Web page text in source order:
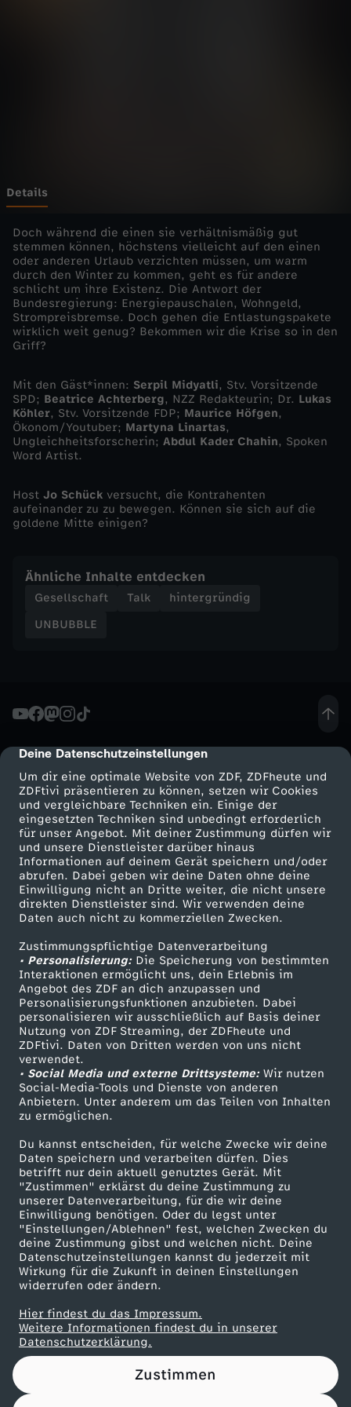
cmp-dialog-description
Deine Datenschutzeinstellungen
Um dir eine optimale Website von ZDF, ZDFheute und
ZDFtivi präsentieren zu können, setzen wir Cookies
und vergleichbare Techniken ein. Einige der
eingesetzten Techniken sind unbedingt erforderlich
für unser Angebot. Mit deiner Zustimmung dürfen wir
und unsere Dienstleister darüber hinaus
Informationen auf deinem Gerät speichern und/oder
abrufen. Dabei geben wir deine Daten ohne deine
Einwilligung nicht an Dritte weiter, die nicht unsere
direkten Dienstleister sind. Wir verwenden deine
Daten auch nicht zu kommerziellen Zwecken.
Zustimmungspflichtige Datenverarbeitung
• Personalisierung:Die Speicherung von bestimmten
Interaktionen ermöglicht uns, dein Erlebnis im
Angebot des ZDF an dich anzupassen und
Personalisierungsfunktionen anzubieten. Dabei
personalisieren wir ausschließlich auf Basis deiner
Nutzung von ZDF Streaming, der ZDFheute und
ZDFtivi. Daten von Dritten werden von uns nicht
verwendet.
• Social Media und externe Drittsysteme:Wir nutzen
Social-Media-Tools und Dienste von anderen
Anbietern. Unter anderem um das Teilen von Inhalten
zu ermöglichen.
Du kannst entscheiden, für welche Zwecke wir deine
Daten speichern und verarbeiten dürfen. Dies
betrifft nur dein aktuell genutztes Gerät. Mit
"Zustimmen" erklärst du deine Zustimmung zu
unserer Datenverarbeitung, für die wir deine
Einwilligung benötigen. Oder du legst unter
"Einstellungen/Ablehnen" fest, welchen Zwecken du
deine Zustimmung gibst und welchen nicht. Deine
Datenschutzeinstellungen kannst du jederzeit mit
Wirkung für die Zukunft in deinen Einstellungen
widerrufen oder ändern.
Hier findest du das Impressum.
Weitere Informationen findest du in unserer
Datenschutzerklärung.
Zustimmen
l
o
d
i
e
r
e
n
d
e
P
r
s
e
:
G
e
h
e
n
d
i
e
E
n
t
l
a
s
t
Details
Doch während die einen sie verhältnismäßig gut
stemmen können, höchstens vielleicht auf den einen
oder anderen Urlaub verzichten müssen, um warm
durch den Winter zu kommen, geht es für andere
schlicht um ihre Existenz. Die Antwort der
Bundesregierung: Energiepauschalen, Wohngeld,
Strompreisbremse. Doch gehen die Entlastungspakete
wirklich weit genug? Bekommen wir die Krise so in den
Griff?
Mit den Gäst*innen: Serpil Midyatli, Stv. Vorsitzende
SPD; Beatrice Achterberg, NZZ Redakteurin; Dr. Lukas
Köhler, Stv. Vorsitzende FDP; Maurice Höfgen,
Ökonom/Youtuber; Martyna Linartas,
Ungleichheitsforscherin; Abdul Kader Chahin, Spoken
Word Artist.
Host Jo Schück versucht, die Kontrahenten
aufeinander zu zu bewegen. Können sie sich auf die
goldene Mitte einigen?
Ähnliche Inhalte entdecken
Gesellschaft Talk
hintergründig
UNBUBBLE
Mehr ZDF
ZDF-Apps
Smart TV
ZDFtext
Livestreams
Sendungen A-Z
TV-Programm
Service
ZDFmitreden
Kontakt zum ZDF
Tickets
Zuschauerservice
Hilfe
ZDF Unternehmen
Karriere
ZDF goes Schule
Werbefernsehen
Mainzelmännchen
Partner